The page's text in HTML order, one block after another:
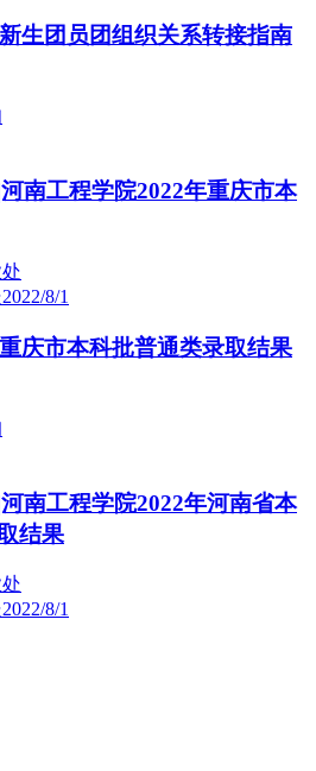
生团员团组织关系转接指南
南工程学院2022年重庆市本
2022/8/1
庆市本科批普通类录取结果
南工程学院2022年河南省本
结果
2022/8/1